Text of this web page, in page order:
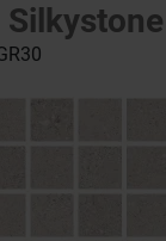
Silkystone